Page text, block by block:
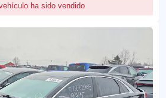
ha sido vendido